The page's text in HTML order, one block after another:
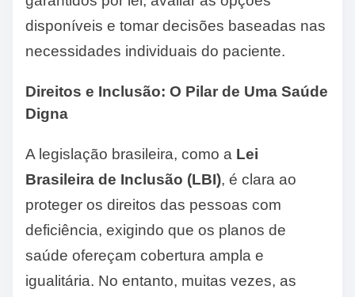
disponíveis e tomar decisões baseadas nas
necessidades individuais do paciente.
Direitos e Inclusão: O Pilar de Uma Saúde
Digna
A legislação brasileira, como a Lei
Brasileira de Inclusão (LBI), é clara ao
proteger os direitos das pessoas com
deficiência, exigindo que os planos de
saúde ofereçam cobertura ampla e
igualitária. No entanto, muitas vezes, as